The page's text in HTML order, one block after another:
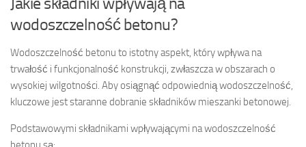
wodoszczelność betonu?
Wodoszczelność betonu to istotny aspekt, który wpływa na
trwałość i funkcjonalność konstrukcji, zwłaszcza w obszarach o
wysokiej wilgotności. Aby osiągnąć odpowiednią wodoszczelność,
kluczowe jest staranne dobranie składników mieszanki betonowej.
Podstawowymi składnikami wpływającymi na wodoszczelność